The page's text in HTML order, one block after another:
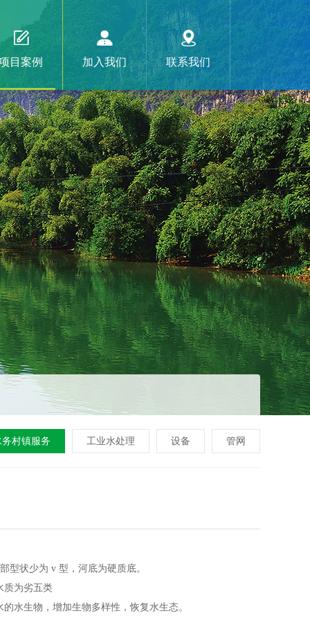
目案例 加入我们 联系我们
村镇服务 工业水处理 设备 管网
型状少为 v 型，河底为硬质底。
质为劣五类
水生物，增加生物多样性，恢复水生态。